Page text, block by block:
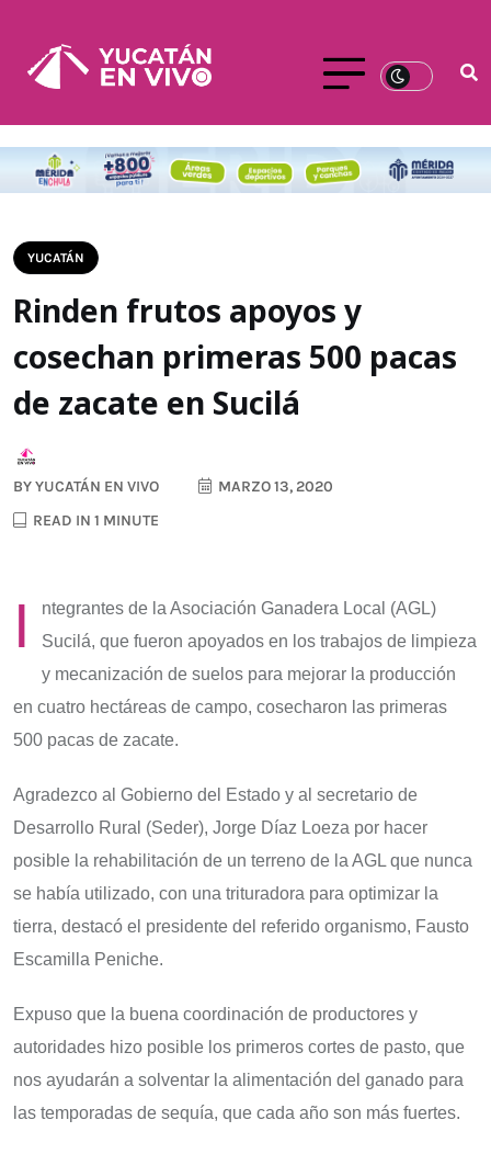
YUCATÁN
Rinden frutos apoyos y
cosechan primeras 500 pacas
de zacate en Sucilá
BYYUCATÁN EN VIVO
MARZO 13, 2020
READ IN 1 MINUTE
I
ntegrantes de la Asociación Ganadera Local (AGL)
Sucilá, que fueron apoyados en los trabajos de limpieza
y mecanización de suelos para mejorar la producción
en cuatro hectáreas de campo, cosecharon las primeras
500 pacas de zacate.
Agradezco al Gobierno del Estado y al secretario de
Desarrollo Rural (Seder), Jorge Díaz Loeza por hacer
posible la rehabilitación de un terreno de la AGL que nunca
se había utilizado, con una trituradora para optimizar la
tierra, destacó el presidente del referido organismo, Fausto
Escamilla Peniche.
Expuso que la buena coordinación de productores y
autoridades hizo posible los primeros cortes de pasto, que
nos ayudarán a solventar la alimentación del ganado para
las temporadas de sequía, que cada año son más fuertes.